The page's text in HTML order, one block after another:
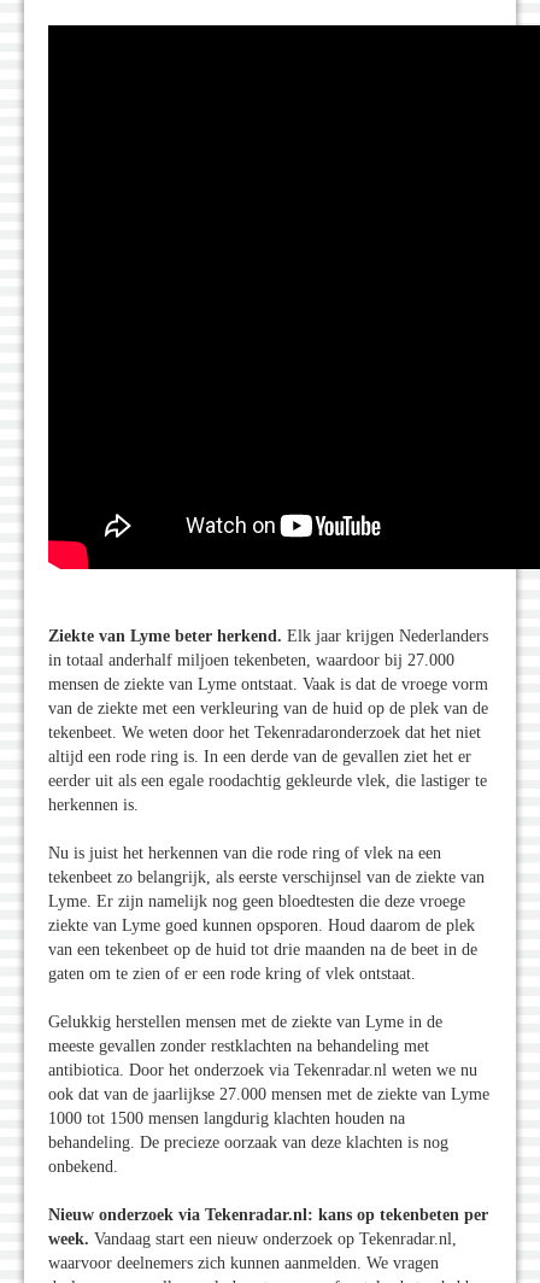
Ziekte van Lyme beter herkend. Elk jaar krijgen Nederlanders
in totaal anderhalf miljoen tekenbeten, waardoor bij 27.000
mensen de ziekte van Lyme ontstaat. Vaak is dat de vroege vorm
van de ziekte met een verkleuring van de huid op de plek van de
tekenbeet. We weten door het Tekenradaronderzoek dat het niet
altijd een rode ring is. In een derde van de gevallen ziet het er
eerder uit als een egale roodachtig gekleurde vlek, die lastiger te
herkennen is.
Nu is juist het herkennen van die rode ring of vlek na een
tekenbeet zo belangrijk, als eerste verschijnsel van de ziekte van
Lyme. Er zijn namelijk nog geen bloedtesten die deze vroege
ziekte van Lyme goed kunnen opsporen. Houd daarom de plek
van een tekenbeet op de huid tot drie maanden na de beet in de
gaten om te zien of er een rode kring of vlek ontstaat.
Gelukkig herstellen mensen met de ziekte van Lyme in de
meeste gevallen zonder restklachten na behandeling met
antibiotica. Door het onderzoek via Tekenradar.nl weten we nu
ook dat van de jaarlijkse 27.000 mensen met de ziekte van Lyme
1000 tot 1500 mensen langdurig klachten houden na
behandeling. De precieze oorzaak van deze klachten is nog
onbekend.
Nieuw onderzoek via Tekenradar.nl: kans op tekenbeten per
week. Vandaag start een nieuw onderzoek op Tekenradar.nl,
waarvoor deelnemers zich kunnen aanmelden. We vragen